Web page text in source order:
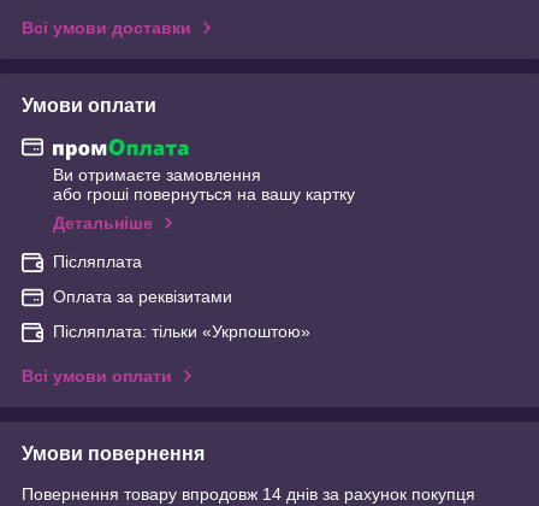
Всі умови доставки
Умови оплати
Ви отримаєте замовлення
або гроші повернуться на вашу картку
Детальніше
Післяплата
Оплата за реквізитами
Післяплата: тільки «Укрпоштою»
Всі умови оплати
Умови повернення
Повернення товару впродовж 14 днів за рахунок покупця